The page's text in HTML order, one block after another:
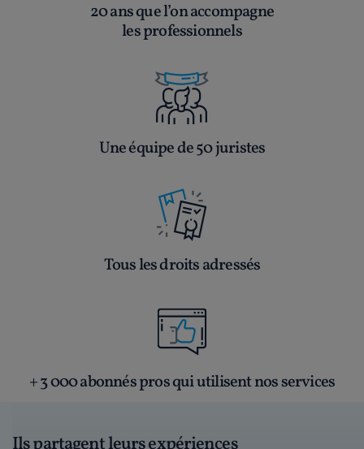
20 ans que l’on accompagne
les professionnels
Une équipe de 50 juristes
Tous les droits adressés
+ 3 000 abonnés pros qui utilisent nos services